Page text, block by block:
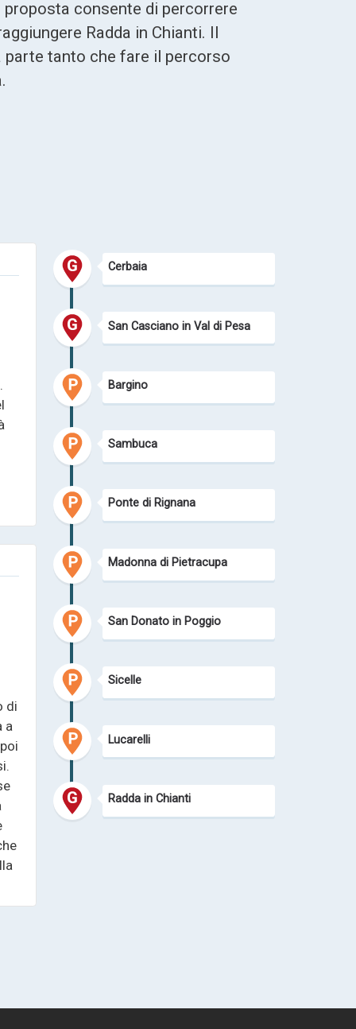
consente di percorrere
Radda in Chianti. Il
tanto che fare il percorso
di
a
Cerbaia
San Casciano in Val di Pesa
Bargino
Sambuca
Ponte di Rignana
Madonna di Pietracupa
San Donato in Poggio
Sicelle
Lucarelli
Radda in Chianti